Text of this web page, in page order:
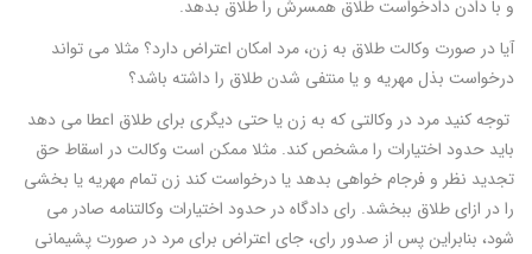
و با دادن دادخواست طلاق همسرش را طلاق بدهد.
آیا در صورت وکالت طلاق به زن، مرد امکان اعتراض دارد؟ مثلا می تواند
درخواست بذل مهریه و یا منتفی شدن طلاق را داشته باشد؟
توجه کنید مرد در وکالتی که به زن یا حتی دیگری برای طلاق اعطا می دهد
باید حدود اختیارات را مشخص کند. مثلا ممکن است وکالت در اسقاط حق
تجدید نظر و فرجام خواهی بدهد یا درخواست کند زن تمام مهریه یا بخشی
را در ازای طلاق ببخشد. رای دادگاه در حدود اختیارات وکالتنامه صادر می
شود، بنابراین پس از صدور رای، جای اعتراض برای مرد در صورت پشیمانی